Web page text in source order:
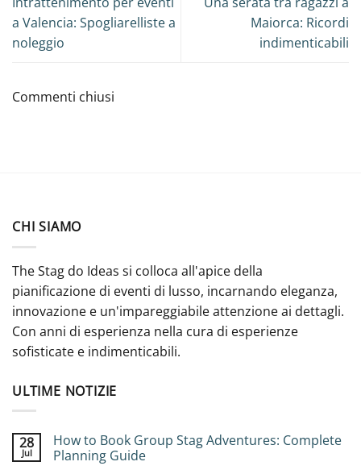
a Valencia: Spogliarelliste a
noleggio
Maiorca: Ricordi
indimenticabili
Commenti chiusi
CHI SIAMO
The Stag do Ideas si colloca all'apice della
pianificazione di eventi di lusso, incarnando eleganza,
innovazione e un'impareggiabile attenzione ai dettagli.
Con anni di esperienza nella cura di esperienze
sofisticate e indimenticabili.
ULTIME NOTIZIE
28
Jul
How to Book Group Stag Adventures: Complete
Planning Guide